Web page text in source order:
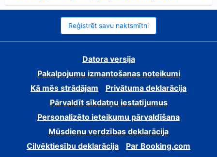
Reģistrēt savu naktsmītni
Datora versija
Pakalpojumu izmantošanas noteikumi
Kā mēs strādājam
Privātuma deklarācija
Pārvaldīt sīkdatņu iestatījumus
Personalizēto ieteikumu pārvaldīšana
Mūsdienu verdzības deklarācija
Cilvēktiesību deklarācija
Par Booking.com